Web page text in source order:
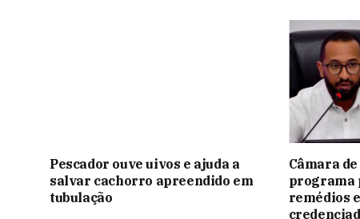
Pescador ouve uivos e ajuda a
salvar cachorro apreendido em
tubulação
Câmara
programa
remédios